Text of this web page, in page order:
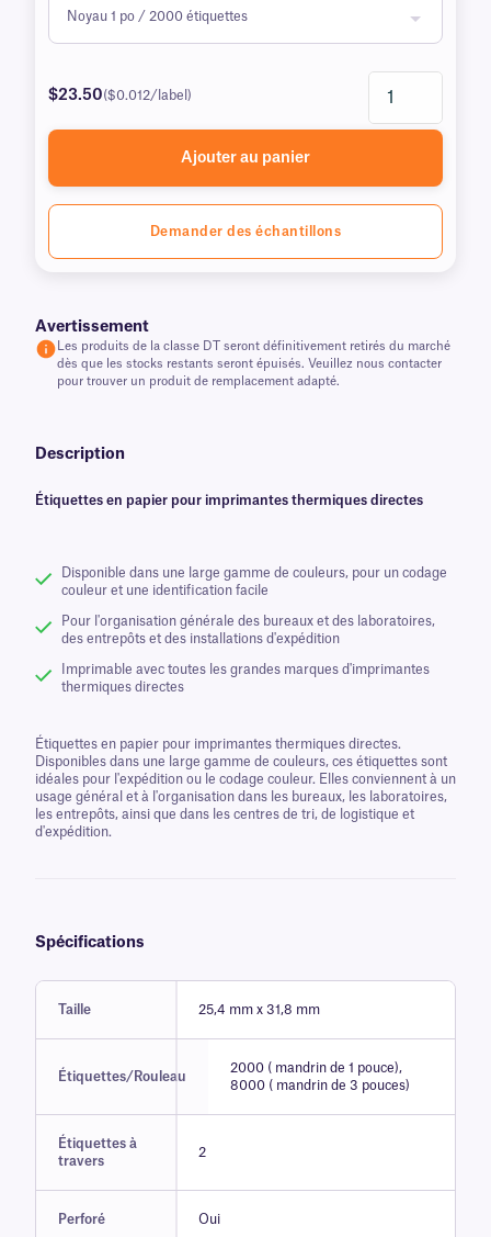
$23.50($0.012/label)
Ajouter au panier
Demander des échantillons
Avertissement
Les produits de la classe DT seront définitivement retirés du marché
dès que les stocks restants seront épuisés. Veuillez nous contacter
pour trouver un produit de remplacement adapté.
Description
Étiquettes en papier pour imprimantes thermiques directes
Disponible dans une large gamme de couleurs, pour un codage
couleur et une identification facile
Pour l'organisation générale des bureaux et des laboratoires,
des entrepôts et des installations d'expédition
Imprimable avec toutes les grandes marques d'imprimantes
thermiques directes
Étiquettes en papier pour imprimantes thermiques directes.
Disponibles dans une large gamme de couleurs, ces étiquettes sont
idéales pour l'expédition ou le codage couleur. Elles conviennent à un
usage général et à l'organisation dans les bureaux, les laboratoires,
les entrepôts, ainsi que dans les centres de tri, de logistique et
d'expédition.
Spécifications
Taille 25,4 mm x 31,8 mm
Étiquettes/Rouleau
2000 ( mandrin de 1 pouce),
8000 ( mandrin de 3 pouces)
Étiquettes à
travers
2
Perforé Oui